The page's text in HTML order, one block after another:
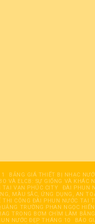
BẢNG GIÁ THIẾT BỊ NHẠC
VÀ ELCB: SỰ GIỐNG VÀ KHÁC
TẠI VẠN PHÚC CITY
ĐÀI PHUN
MÀU SẮC, ỨNG DỤNG, AN
THI CÔNG ĐÀI PHUN NƯỚC TẠI
TRƯỜNG PHAN NGỌC
TRONG BƠM CHÌM LÀM
NƯỚC ĐẸP THÁNG 10
BÁO